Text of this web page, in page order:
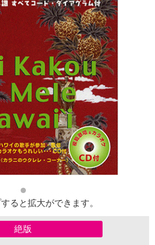
ると拡大ができます。
絶版